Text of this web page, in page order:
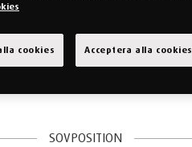
SOVPOSITION
cookies Acceptera alla cookies